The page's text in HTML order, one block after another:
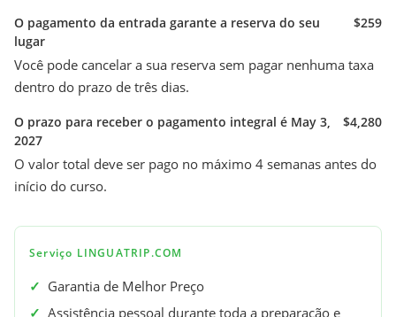
O pagamento da entrada garante a reserva do seu
lugar
$259
Você pode cancelar a sua reserva sem pagar nenhuma taxa
dentro do prazo de três dias.
O prazo para receber o pagamento integral é May 3,
2027
$4,280
O valor total deve ser pago no máximo 4 semanas antes do
início do curso.
Serviço LINGUATRIP.COM
✓ Garantia de Melhor Preço
✓ Assistência pessoal durante toda a preparação e